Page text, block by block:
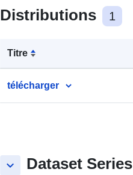
Distributions 1
Titre
télécharger
keyboard_arrow_down Dataset Series